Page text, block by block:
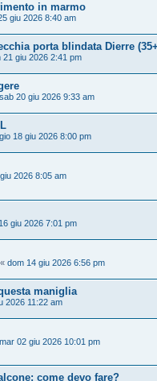
in marmo
giu 2026 8:40 am
porta blindata Dierre
21 giu 2026 2:41 pm
sab 20 giu 2026 9:33 am
gio 18 giu 2026 8:00 pm
2026 8:05 am
giu 2026 7:01 pm
« dom 14 giu 2026 6:56 pm
maniglia
2026 11:22 am
mar 02 giu 2026 10:01 pm
come devo fare?